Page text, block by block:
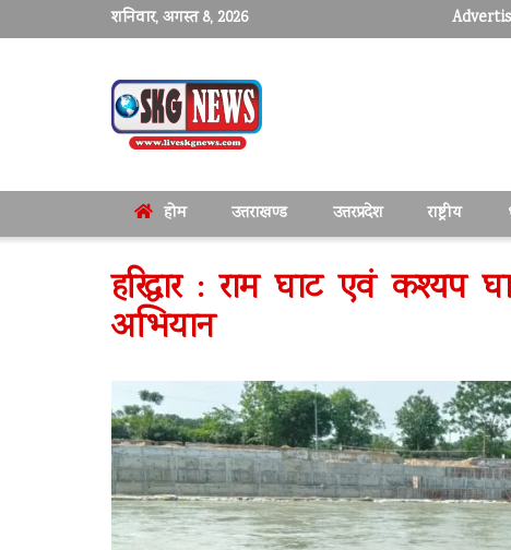
शनिवार, अगस्त 8, 2026
होम उत्तराखण्ड उत्तरप्रदेश राष्ट्रीय
हरिद्वार : राम घाट एवं कश्यप
अभियान